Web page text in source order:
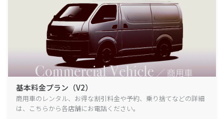
基本料金プラン（V2）
商用車のレンタル、お得な割引料金や予約、乗り捨てなどの詳細
は、こちらから各店舗にお電話ください。